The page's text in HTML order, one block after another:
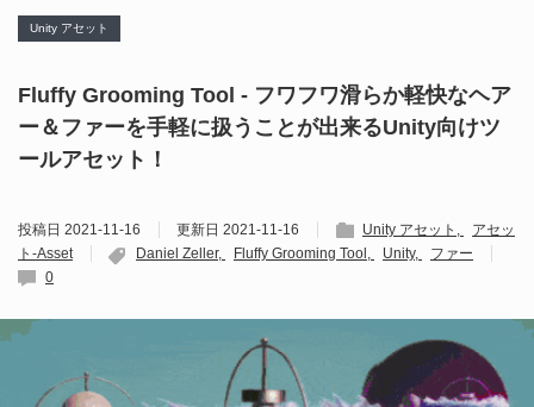
Unity アセット
Fluffy Grooming Tool - フワフワ滑らか軽快なヘア
ー＆ファーを手軽に扱うことが出来るUnity向けツ
ールアセット！
投稿日 2021-11-16 更新日 2021-11-16 Unity アセット
アセッ
ト-Asset
Daniel Zeller Fluffy Grooming Tool Unity
ファー
0